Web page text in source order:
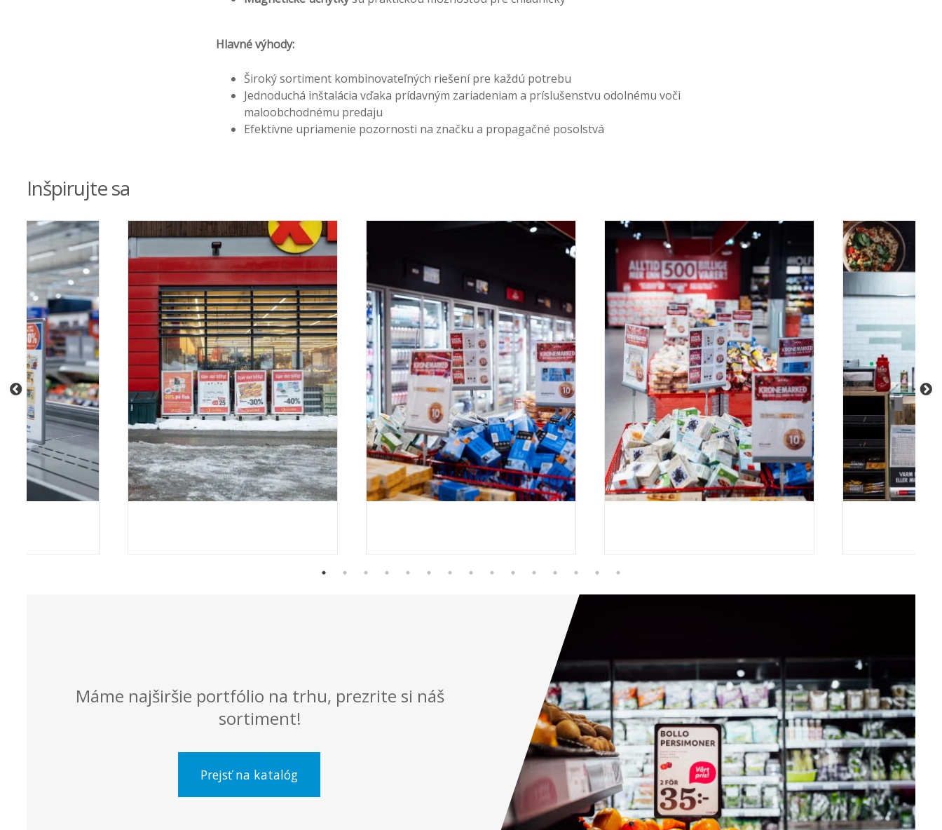
Hlavné výhody:
Široký sortiment kombinovateľných riešení pre každú potrebu
Jednoduchá inštalácia vďaka prídavným zariadeniam a príslušenstvu odolnému voči
maloobchodnému predaju
Efektívne upriamenie pozornosti na značku a propagačné posolstvá
Inšpirujte sa
Máme najširšie portfólio na trhu, prezrite si náš
sortiment!
Prejsť na katalóg